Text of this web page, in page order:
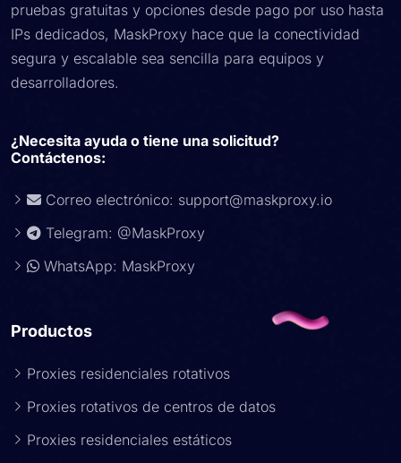
pruebas gratuitas y opciones desde pago por uso hasta
IPs dedicados, MaskProxy hace que la conectividad
segura y escalable sea sencilla para equipos y
desarrolladores.
¿Necesita ayuda o tiene una solicitud?
Contáctenos:
Correo electrónico: support@maskproxy.io
Telegram: @MaskProxy
WhatsApp: MaskProxy
Productos
Proxies residenciales rotativos
Proxies rotativos de centros de datos
Proxies residenciales estáticos